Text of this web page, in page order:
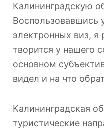
Калининградскую
Воспользовавшись
электронных виз, я
творится у нашего
основном
видел и на что
Калининградская
туристические